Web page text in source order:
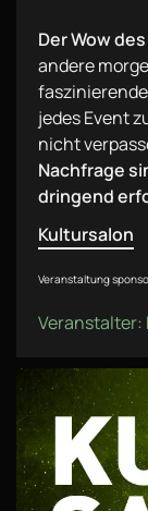
Der Wow
andere
jedes Event
nicht
Nachfrage
dringend
Kultursalon
Veranstaltung
Veranstalter: